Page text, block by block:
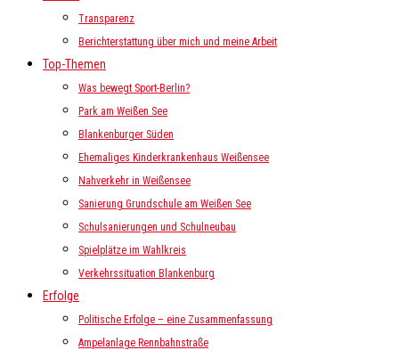
Transparenz
Berichterstattung über mich und meine Arbeit
Top-Themen
Was bewegt Sport-Berlin?
Park am Weißen See
Blankenburger Süden
Ehemaliges Kinderkrankenhaus Weißensee
Nahverkehr in Weißensee
Sanierung Grundschule am Weißen See
Schulsanierungen und Schulneubau
Spielplätze im Wahlkreis
Verkehrssituation Blankenburg
Erfolge
Politische Erfolge – eine Zusammenfassung
Ampelanlage Rennbahnstraße